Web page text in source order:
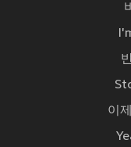
이